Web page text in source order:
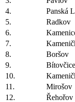
4.
Panská
5.
Radkov
6.
7.
8.
Boršov
9.
Bítovčice
10.
11.
Mirošov
12.
Řehořov